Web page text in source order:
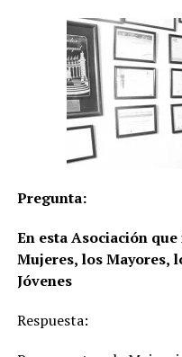
Pregunta:
En esta Asociación
Mujeres, los Mayores,
Jóvenes
Respuesta: